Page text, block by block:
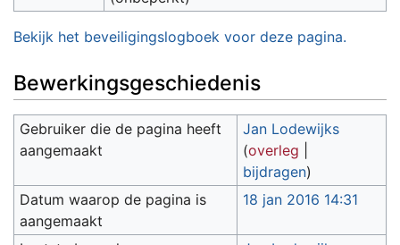
Bekijk het beveiligingslogboek voor deze pagina.
Bewerkingsgeschiedenis
Gebruiker die de pagina heeft
aangemaakt
Jan Lodewijks
(overleg
bijdragen)
Datum waarop de pagina is
aangemaakt
18 jan 2016 14:31